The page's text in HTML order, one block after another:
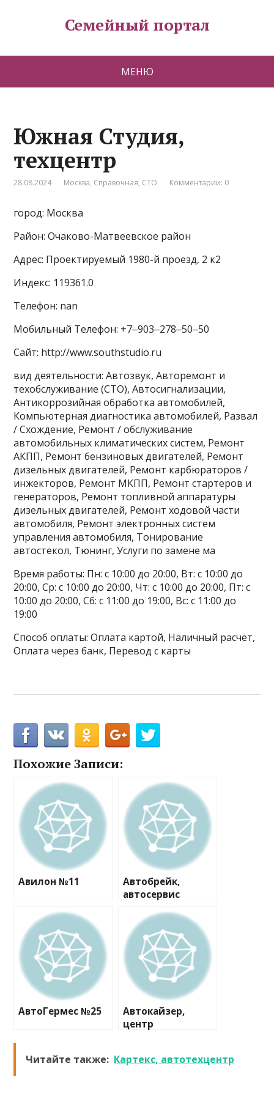
Семейный портал
МЕНЮ
Южная Студия,
техцентр
28.08.2024 Москва, Справочная, СТО Комментарии: 0
город: Москва
Район: Очаково-Матвеевское район
Адрес: Проектируемый 1980-й проезд, 2 к2
Индекс: 119361.0
Телефон: nan
Мобильный Телефон: +7‒903‒278‒50‒50
Сайт: http://www.southstudio.ru
вид деятельности: Автозвук, Авторемонт и
техобслуживание (СТО), Автосигнализации,
Антикоррозийная обработка автомобилей,
Компьютерная диагностика автомобилей, Развал
/ Схождение, Ремонт / обслуживание
автомобильных климатических систем, Ремонт
АКПП, Ремонт бензиновых двигателей, Ремонт
дизельных двигателей, Ремонт карбюраторов /
инжекторов, Ремонт МКПП, Ремонт стартеров и
генераторов, Ремонт топливной аппаратуры
дизельных двигателей, Ремонт ходовой части
автомобиля, Ремонт электронных систем
управления автомобиля, Тонирование
автостёкол, Тюнинг, Услуги по замене ма
Время работы: Пн: с 10:00 до 20:00, Вт: с 10:00 до
20:00, Ср: с 10:00 до 20:00, Чт: с 10:00 до 20:00, Пт: с
10:00 до 20:00, Сб: с 11:00 до 19:00, Вс: с 11:00 до
19:00
Способ оплаты: Оплата картой, Наличный расчёт,
Оплата через банк, Перевод с карты
Похожие Записи:
Авилон №11
Автобрейк,
автосервис
АвтоГермес №25
Автокайзер,
центр
Читайте также: Картекс, автотехцентр